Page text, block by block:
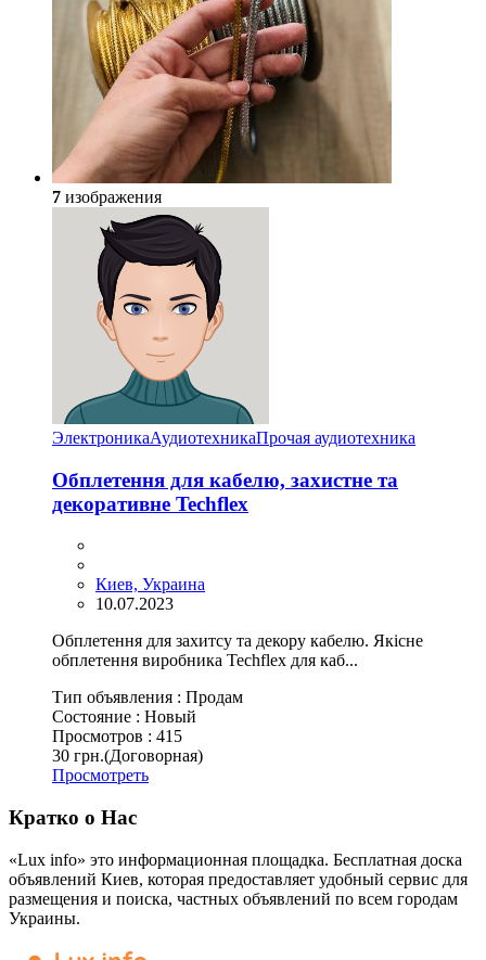
7 изображения
ЭлектроникаАудиотехникаПрочая аудиотехника
Обплетення для кабелю, захистне та
декоративне Techflex
Киев, Украина
10.07.2023
Обплетення для захитсу та декору кабелю. Якісне
обплетення виробника Techflex для каб...
Тип объявления : Продам
Состояние : Новый
Просмотров : 415
30 грн.(Договорная)
Просмотреть
Кратко о Нас
«Lux info» это информационная площадка. Бесплатная доска
объявлений Киев, которая предоставляет удобный сервис для
размещения и поиска, частных объявлений по всем городам
Украины.